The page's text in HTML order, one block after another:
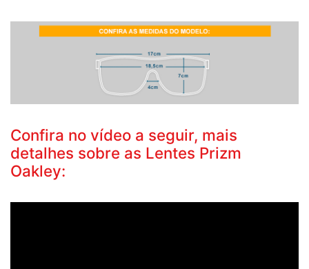
Confira no vídeo a seguir, mais
detalhes sobre as Lentes Prizm
Oakley: